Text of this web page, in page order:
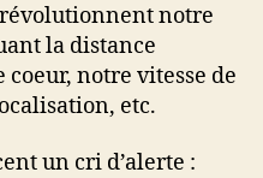
notre
la distance
coeur, notre vitesse de
etc.
un cri d’alerte :